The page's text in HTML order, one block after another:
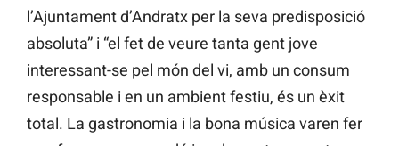
l’Ajuntament d’Andratx per la seva predisposició
absoluta” i “el fet de veure tanta gent jove
interessant-se pel món del vi, amb un consum
responsable i en un ambient festiu, és un èxit
total. La gastronomia i la bona música varen fer